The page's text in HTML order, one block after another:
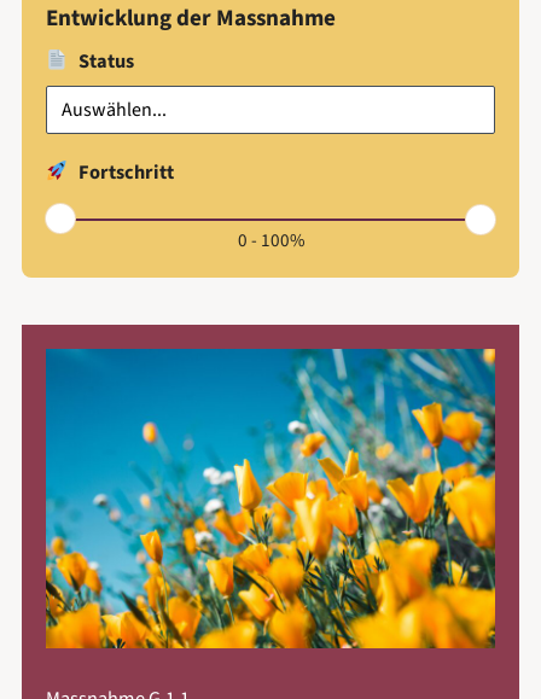
Entwicklung der Massnahme
Status
Fortschritt
0- 100%